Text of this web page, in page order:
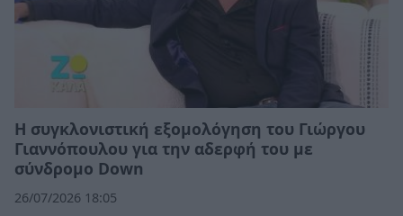
Η συγκλονιστική εξομολόγηση του Γιώργου
Γιαννόπουλου για την αδερφή του με
σύνδρομο Down
26/07/2026 18:05